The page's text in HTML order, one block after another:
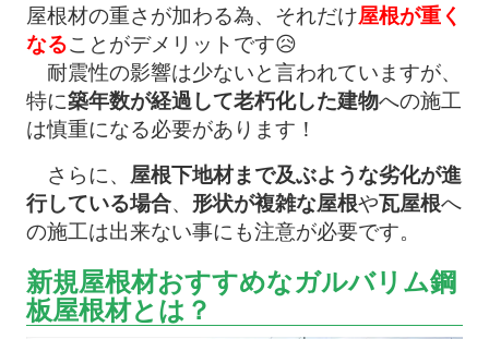
屋根材の重さが加わる為、それだけ屋根が重く
なることがデメリットです😥
耐震性の影響は少ないと言われていますが、
特に築年数が経過して老朽化した建物への施工
は慎重になる必要があります！
さらに、
屋根下地材まで及ぶような劣化が進
行している場合、 形状が複雑な屋根や瓦屋根へ
の施工は出来ない事にも注意が必要です。
新規屋根材おすすめなガルバリム鋼
板屋根材とは？